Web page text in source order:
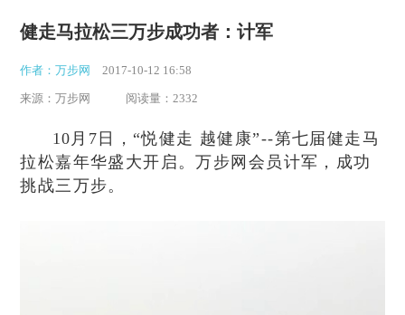
健走马拉松三万步成功者：计军
作者：万步网 2017-10-12 16:58
来源：万步网 阅读量：2332
10月7日，“悦健走 越健康”--第七届健走马
拉松嘉年华盛大开启。万步网会员计军，成功
挑战三万步。